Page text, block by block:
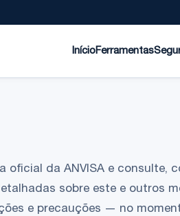
InícioFerramentas
oficial da ANVISA e consulte,
sobre este e outros
e precauções — no